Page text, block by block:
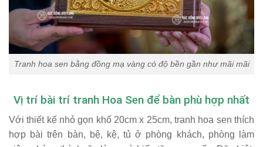
Tranh hoa sen bằng đồng mạ vàng có độ bền gần như mãi mãi
Vị trí bài trí tranh Hoa Sen để bàn phù hợp nhất
Với thiết kế nhỏ gọn khổ 20cm x 25cm, tranh hoa sen thích
hợp bài trên bàn, bệ, kệ, tủ ở phòng khách, phòng làm